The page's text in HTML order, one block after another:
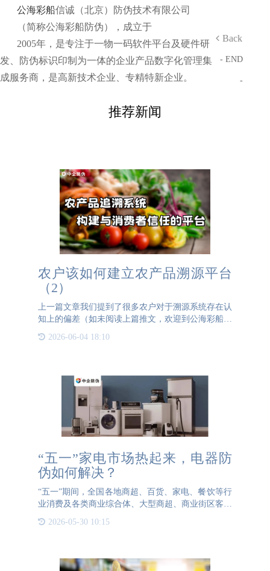
公海彩船信诚（北京）防伪技术有限公司
（简称公海彩船防伪），成立于
2005年，是专注于一物一码软件平台及硬件研
发、防伪标识印制为一体的企业产品数字化管理集
成服务商，是高新技术企业、专精特新企业。
Back
- END
-
推荐新闻
农户该如何建立农产品溯源平台
（2）
上一篇文章我们提到了很多农户对于溯源系统存在认
知上的偏差（如未阅读上篇推文，欢迎到公海彩船防
如何让消费者在琳琅满目的农产品货架前，在选择和
2026-06-04 18:10
“五一”家电市场热起来，电器防
伪如何解决？
“五一”期间，全国各地商超、百货、家电、餐饮等行
业消费及各类商业综合体、大型商超、商业街区客流
年“五一”假期家用电器消费市场热度攀升，家电消费
2026-05-30 10:15